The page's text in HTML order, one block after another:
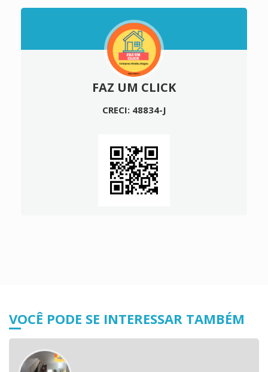
FAZ UM CLICK
CRECI: 48834-J
VOCÊ PODE SE INTERESSAR TAMBÉM